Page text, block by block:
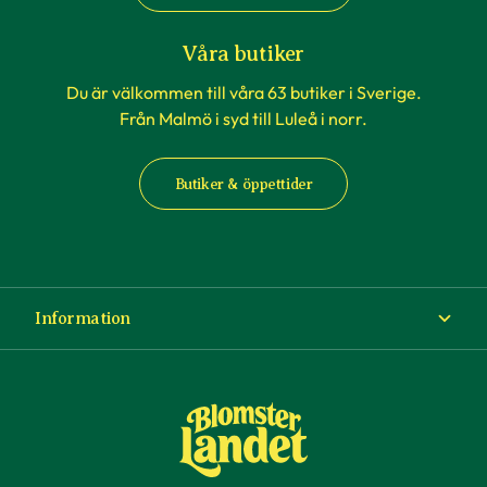
även massor med artiklar som kan ge
och inspiration.Våra butiker
Du är välkommen till våra 63 butiker i Sverige.
Från Malmö i syd till Luleå i norr.
Butiker & öppettider
Information
Köp- och leveransvillkor